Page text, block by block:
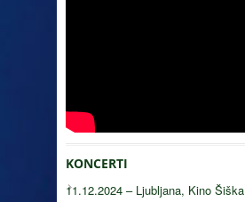
KONCERTI
11.12.2024 – Ljubljana, Kino Šiška